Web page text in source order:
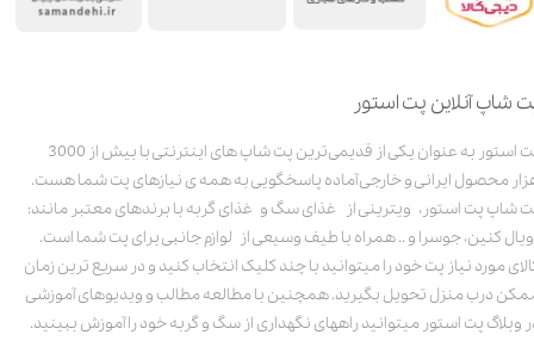
شاپ آنلاین پت استور
پت استور به عنوان یکی از قدیمی‌ترین پت شاپ های اینترنتی با بیش از 3000
محصول ایرانی و خارجی آماده پاسخگویی به همه ی نیازهای پت شما هست.
شاپ پت استور، ویترینی از غذای سگ و غذای گربه با برندهای معتبر مانند:
کنین، جوسرا و .. همراه با طیف وسیعی از لوازم جانبی برای پت شما است.
مورد نیاز پت خود را میتوانید با چند کلیک انتخاب کنید و در سریع ترین زمان
درب منزل تحویل بگیرید. همچنین با مطالعه مطالب و ویدیوهای آموزشی
وبلاگ پت استور میتوانید راههای نگهداری از سگ و گربه خود را آموزش ببینید.